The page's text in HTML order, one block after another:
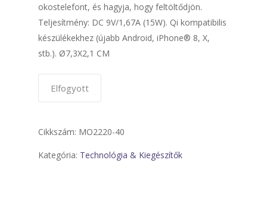
okostelefont, és hagyja, hogy feltöltődjön.
Teljesítmény: DC 9V/1,67A (15W). Qi kompatibilis
készülékekhez (újabb Android, iPhone® 8, X,
stb.). Ø7,3X2,1 CM
Elfogyott
Cikkszám: MO2220-40
Kategória: Technológia & Kiegészítők